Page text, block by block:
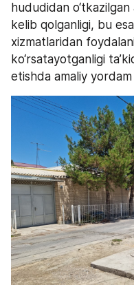
hududidan
kelib qolganligi, bu
xizmatlaridan
ko‘rsatayotganligi
etishda amaliy yordam